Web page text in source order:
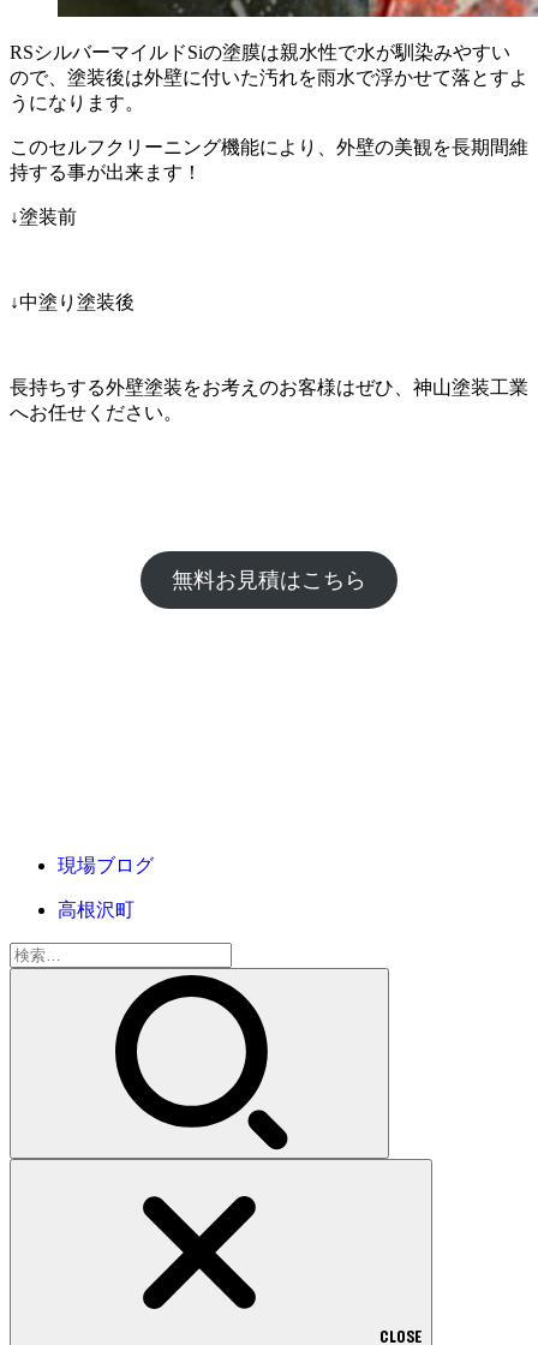
RSシルバーマイルドSiの塗膜は親水性で水が馴染みやすい
ので、塗装後は外壁に付いた汚れを雨水で浮かせて落とすよ
うになります。
このセルフクリーニング機能により、外壁の美観を長期間維
持する事が出来ます！
↓塗装前
↓中塗り塗装後
長持ちする外壁塗装をお考えのお客様はぜひ、神山塗装工業
へお任せください。
無料お見積はこちら
現場ブログ
高根沢町
検
索:
CLOSE